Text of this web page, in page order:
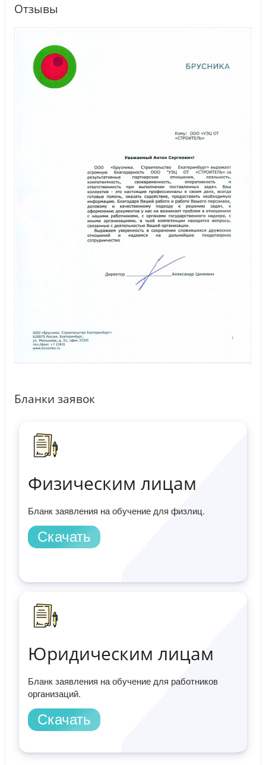
Отзывы
Бланки заявок
Физическим лицам
Бланк заявления на обучение для физлиц.
Скачать
Юридическим лицам
Бланк заявления на обучение для работников
организаций.
Скачать